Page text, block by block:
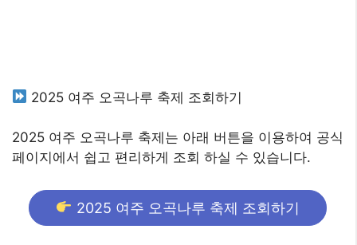
2025 여주 오곡나루 축제 조회하기
2025 여주 오곡나루 축제는 아래 버튼을 이용하여 공식
페이지에서 쉽고 편리하게 조회 하실 수 있습니다.
2025 여주 오곡나루 축제 조회하기